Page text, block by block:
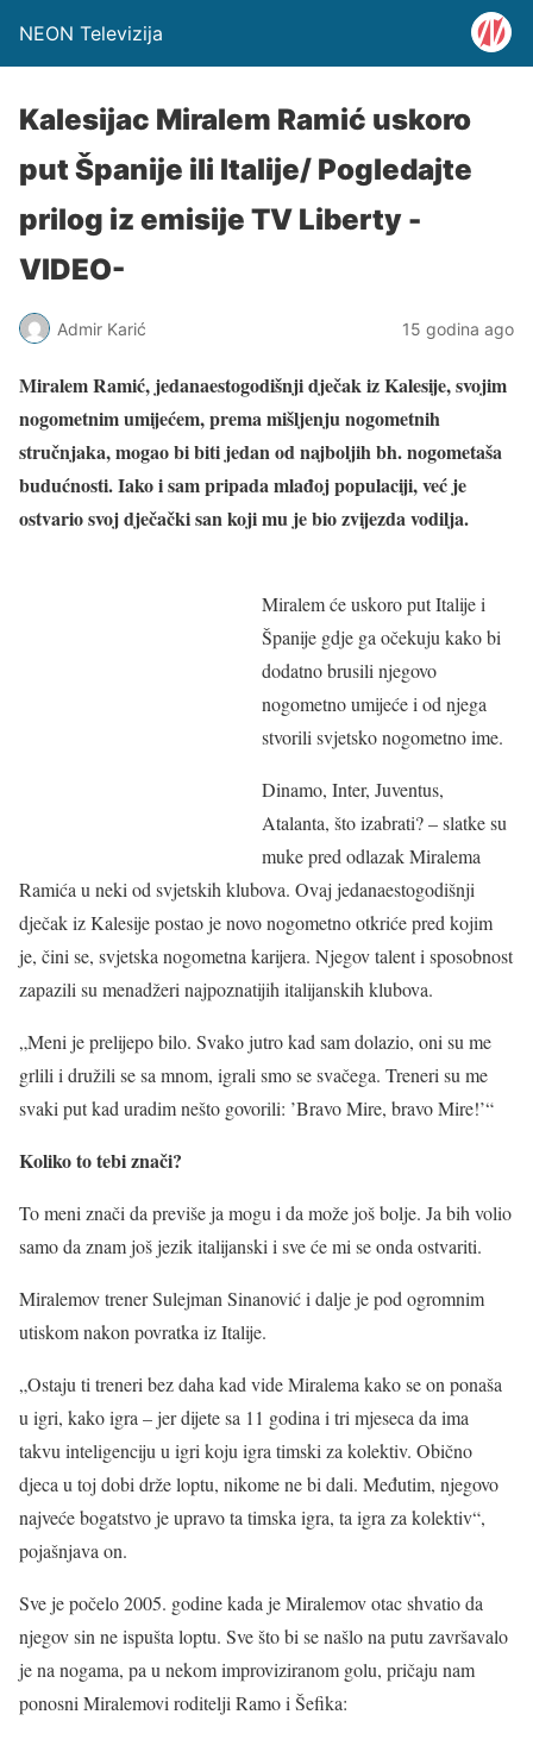
NEON Televizija
Kalesijac Miralem Ramić uskoro
put Španije ili Italije/ Pogledajte
prilog iz emisije TV Liberty -
VIDEO-
Admir Karić 15 godina ago
Miralem Ramić, jedanaestogodišnji dječak iz Kalesije, svojim
nogometnim umijećem, prema mišljenju nogometnih
stručnjaka, mogao bi biti jedan od najboljih bh. nogometaša
budućnosti. Iako i sam pripada mlađoj populaciji, već je
ostvario svoj dječački san koji mu je bio zvijezda vodilja.
Miralem će uskoro put Italije i
Španije gdje ga očekuju kako bi
dodatno brusili njegovo
nogometno umijeće i od njega
stvorili svjetsko nogometno ime.
Dinamo, Inter, Juventus,
Atalanta, što izabrati? – slatke su
muke pred odlazak Miralema
Ramića u neki od svjetskih klubova. Ovaj jedanaestogodišnji
dječak iz Kalesije postao je novo nogometno otkriće pred kojim
je, čini se, svjetska nogometna karijera. Njegov talent i sposobnost
zapazili su menadžeri najpoznatijih italijanskih klubova.
„Meni je prelijepo bilo. Svako jutro kad sam dolazio, oni su me
grlili i družili se sa mnom, igrali smo se svačega. Treneri su me
svaki put kad uradim nešto govorili: ’Bravo Mire, bravo Mire!’“
Koliko to tebi znači?
To meni znači da previše ja mogu i da može još bolje. Ja bih volio
samo da znam još jezik italijanski i sve će mi se onda ostvariti.
Miralemov trener Sulejman Sinanović i dalje je pod ogromnim
utiskom nakon povratka iz Italije.
„Ostaju ti treneri bez daha kad vide Miralema kako se on ponaša
u igri, kako igra – jer dijete sa 11 godina i tri mjeseca da ima
takvu inteligenciju u igri koju igra timski za kolektiv. Obično
djeca u toj dobi drže loptu, nikome ne bi dali. Međutim, njegovo
najveće bogatstvo je upravo ta timska igra, ta igra za kolektiv“,
pojašnjava on.
Sve je počelo 2005. godine kada je Miralemov otac shvatio da
njegov sin ne ispušta loptu. Sve što bi se našlo na putu završavalo
je na nogama, pa u nekom improviziranom golu, pričaju nam
ponosni Miralemovi roditelji Ramo i Šefika: